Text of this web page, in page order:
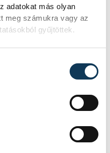
adatokat más olyan
meg számukra vagy az
gyűjtöttek.
lett, míg a
és Domonkos
végzett.